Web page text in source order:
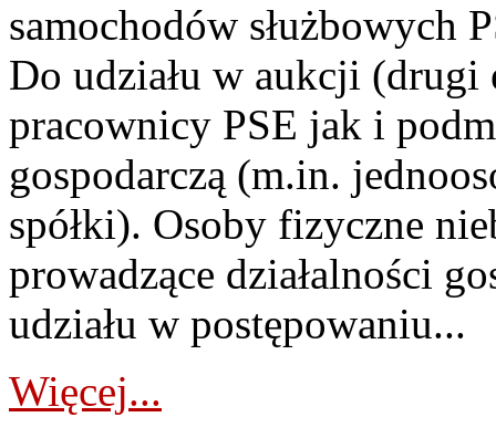
samochodów służbowych
Do udziału w aukcji (drugi
pracownicy PSE jak i
gospodarczą (m.in.
spółki). Osoby fizyczne
prowadzące działalności
udziału w postępowaniu...
Więcej...